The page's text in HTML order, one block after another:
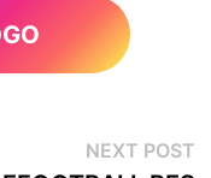
NEXT POST